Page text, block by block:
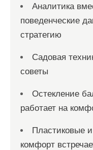
Аналитика
поведенческие
стратегию
Садовая
советы
Остекление
работает на
Пластиковые
комфорт